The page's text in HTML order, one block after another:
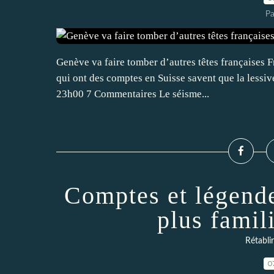
Genève va faire tomber d’autres têtes
qui ont des comptes en Suisse savent que la
23h00 7 Commentaires Le séisme...
Comptes et
plus